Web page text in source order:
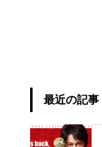
最近の記事